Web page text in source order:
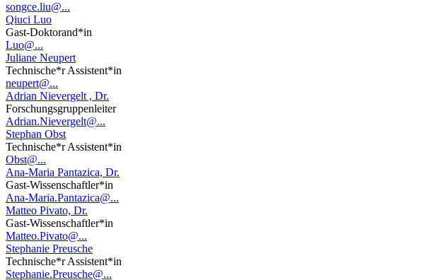
songce.liu@...
Qiuci Luo
Gast-Doktorand*in
Luo@...
Juliane Neupert
Technische*r Assistent*in
neupert@...
Adrian Nievergelt , Dr.
Forschungsgruppenleiter
Adrian.Nievergelt@...
Stephan Obst
Technische*r Assistent*in
Obst@...
Ana-Maria Pantazica, Dr.
Gast-Wissenschaftler*in
Ana-Maria.Pantazica@...
Matteo Pivato, Dr.
Gast-Wissenschaftler*in
Matteo.Pivato@...
Stephanie Preusche
Technische*r Assistent*in
Stephanie.Preusche@...